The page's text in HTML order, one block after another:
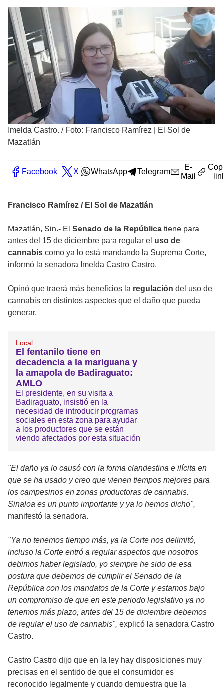
Imelda Castro. / Foto: Francisco Ramírez | El Sol de
Mazatlán
Facebook X WhatsApp Telegram
E-
Mail
Francisco Ramírez / El Sol de Mazatlán
Mazatlán, Sin.- El Senado de la República tiene para
antes del 15 de diciembre para regular el uso de
cannabis como ya lo está mandando la Suprema Corte,
informó la senadora Imelda Castro Castro.
Opinó que traerá más beneficios la regulación del uso de
cannabis en distintos aspectos que el daño que pueda
generar.
Local
El fentanilo tiene en
decadencia a la mariguana y
la amapola de Badiraguato:
AMLO
El presidente, en su visita a
Badiraguato, insistió en la
necesidad de introducir programas
sociales en esta zona para ayudar
a los productores que se están
viendo afectados por esta situación
"El daño ya lo causó con la forma clandestina e ilícita en
que se ha usado y creo que vienen tiempos mejores para
los campesinos en zonas productoras de cannabis.
Sinaloa es un punto importante y ya lo hemos dicho",
manifestó la senadora.
"Ya no tenemos tiempo más, ya la Corte nos delimitó,
incluso la Corte entró a regular aspectos que nosotros
debimos haber legislado, yo siempre he sido de esa
postura que debemos de cumplir el Senado de la
República con los mandatos de la Corte y estamos bajo
un compromiso de que en este periodo legislativo ya no
tenemos más plazo, antes del 15 de diciembre debemos
de regular el uso de cannabis", explicó la senadora Castro
Castro.
Castro Castro dijo que en la ley hay disposiciones muy
precisas en el sentido de que el consumidor es
reconocido legalmente y cuando demuestra que la